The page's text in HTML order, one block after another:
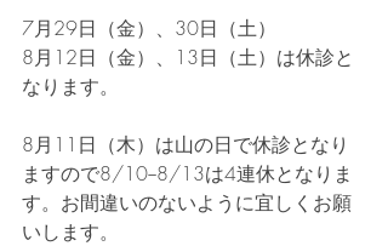
7月29日（金）、30日（土）
8月12日（金）、13日（土）は休診と
なります。
8月11日（木）は山の日で休診となり
ますので8/10−8/13は4連休となりま
す。お間違いのないように宜しくお願
いします。